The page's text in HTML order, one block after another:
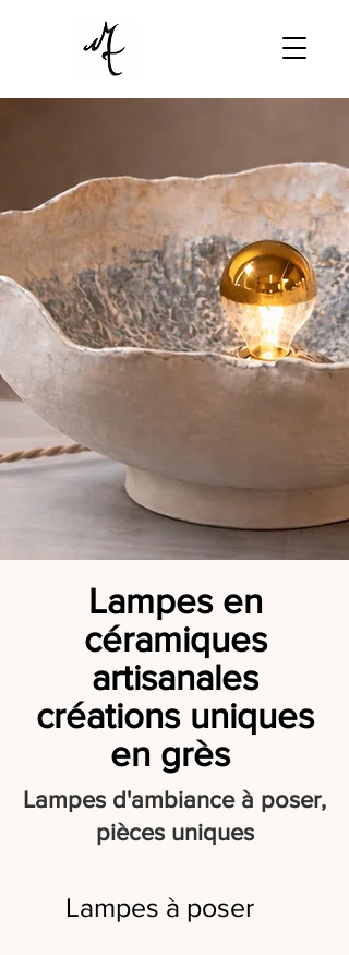
Lampes en
céramiques
artisanales
créations uniques
en grès
Lampes d'ambiance à poser,
pièces uniques
Lampes à poser